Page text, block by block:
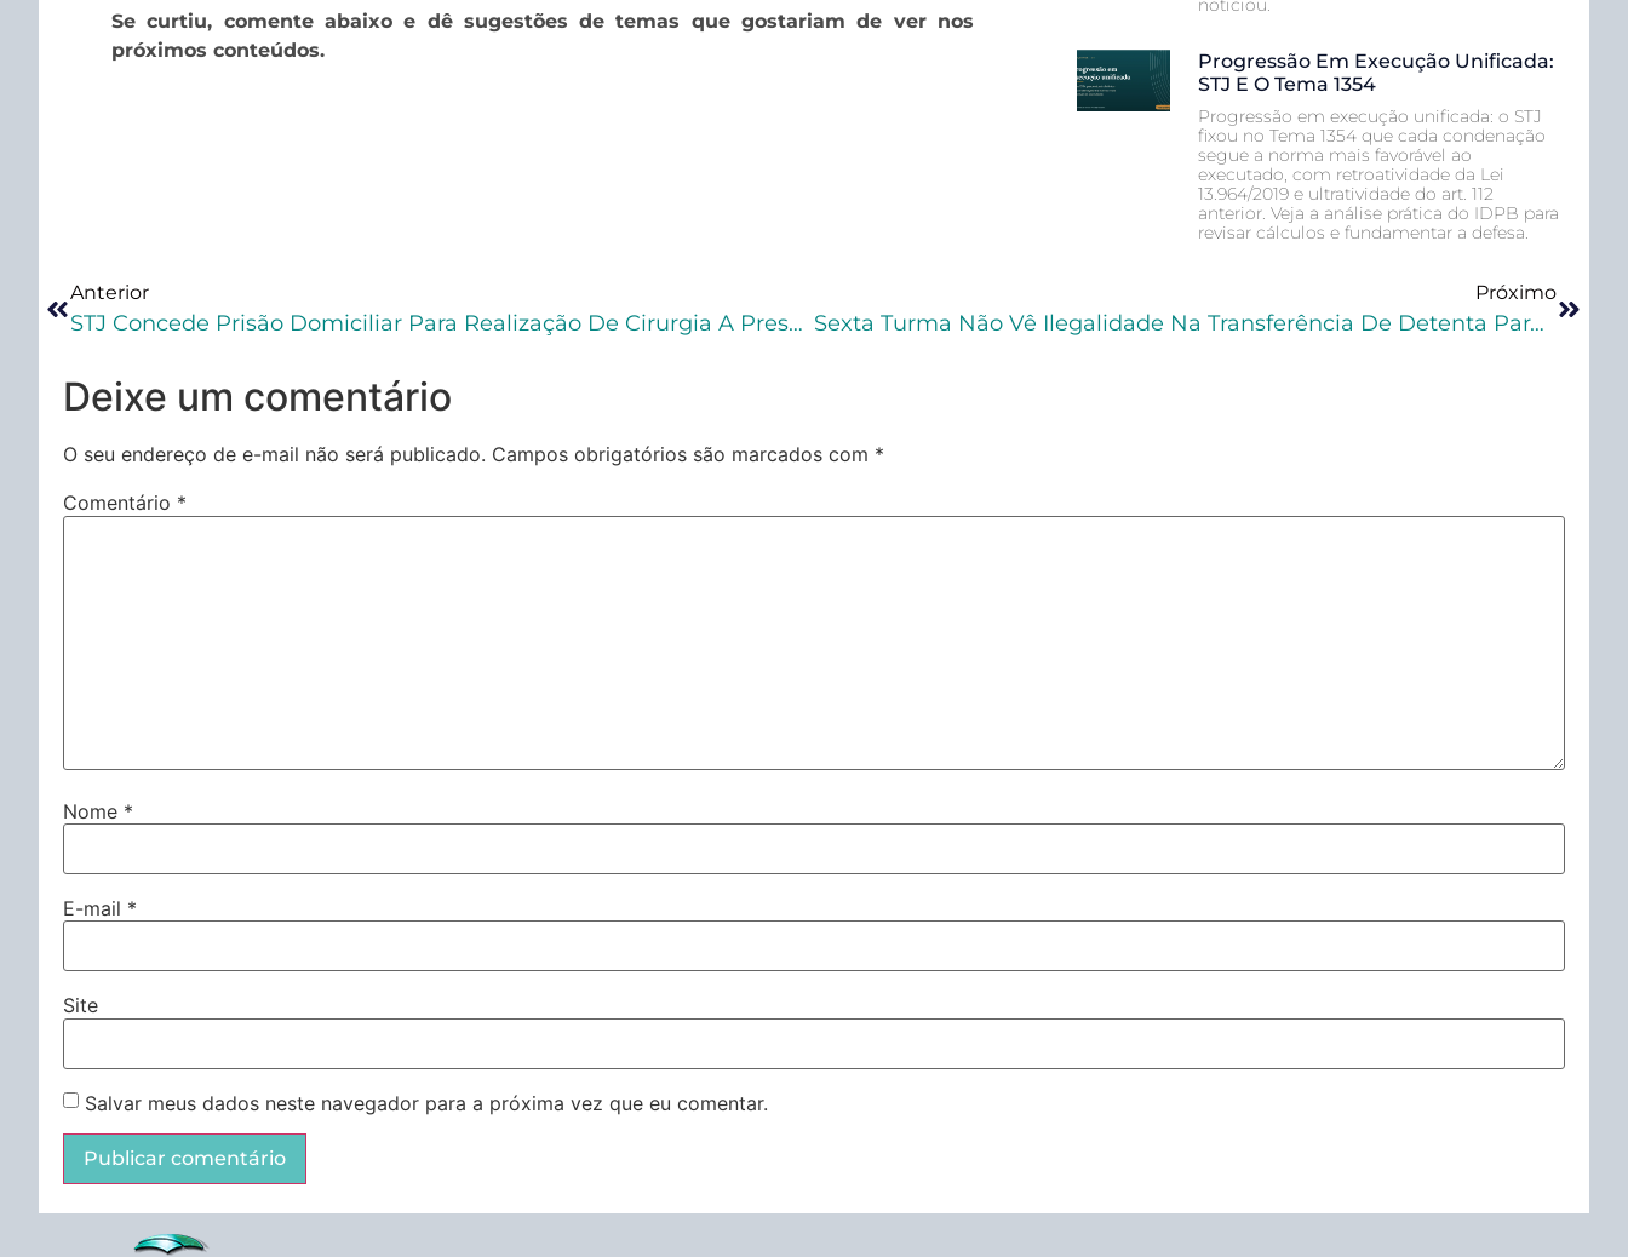
Se curtiu, comente abaixo e dê sugestões de temas que gostariam de ver nos
próximos conteúdos.
noticiou.
Progressão Em Execução Unificada:
STJ E O Tema 1354
Progressão em execução unificada: o STJ
fixou no Tema 1354 que cada condenação
segue a norma mais favorável ao
executado, com retroatividade da Lei
13.964/2019 e ultratividade do art. 112
anterior. Veja a análise prática do IDPB para
revisar cálculos e fundamentar a defesa.
Anterior
STJ Concede Prisão Domiciliar Para Realização De Cirurgia A Preso Condenado A 54 Anos
Próximo
Sexta Turma Não Vê Ilegalidade Na Transferência De Detenta Para Presídio Reformado Em Aquiraz (CE)
Deixe um comentário
O seu endereço de e-mail não será publicado. Campos obrigatórios são marcados com *
Comentário *
Nome *
E-mail *
Site
Salvar meus dados neste navegador para a próxima vez que eu comentar.